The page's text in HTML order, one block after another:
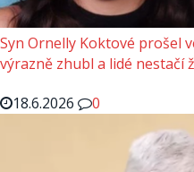
Syn Ornelly Koktové prošel
výrazně zhubl a lidé nestačí
18.6.2026
0